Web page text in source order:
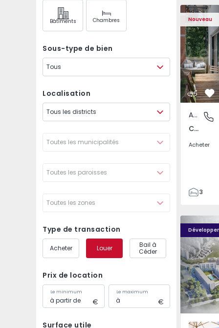
Bâtiments Chambres
Sous-type de bien
Tous
Localisation
Tous les districts
Toutes les municipalités
Toutes les paroisses
Toutes les zones
Type de transaction
Acheter Louer
Bail à
Céder
Prix de location
Le minimum Le maximum
Surface utile
73
81
1
2
Nouveau
Appartement T3
Appartement
Carnaxide e Queijas, Lisboa
Acheter
3
155
262
2
0
Élou - 10